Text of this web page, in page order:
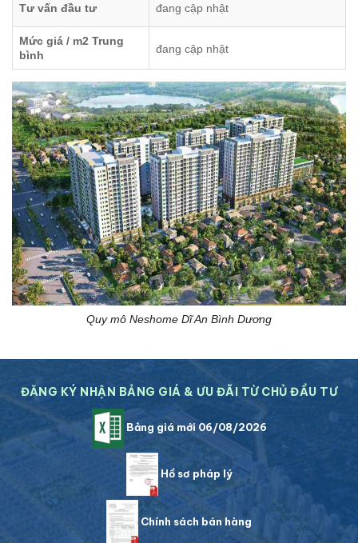
Tư vấn đầu tư đang cập nhật
Mức giá / m2 Trung
bình
đang cập nhật
Quy mô Neshome Dĩ An Bình Dương
ĐĂNG KÝ NHẬN BẢNG GIÁ & ƯU ĐÃI TỪ CHỦ ĐẦU TƯ
Bảng giá mới 06/08/2026
Hồ sơ pháp lý
Chính sách bán hàng